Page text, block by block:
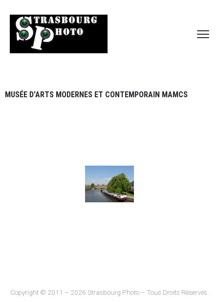
MUSÉE D'ARTS MODERNES ET CONTEMPORAIN MAMCS
Copyright © 2011 – 2026 Strasbourg Photo – Tous Droits Réservés.